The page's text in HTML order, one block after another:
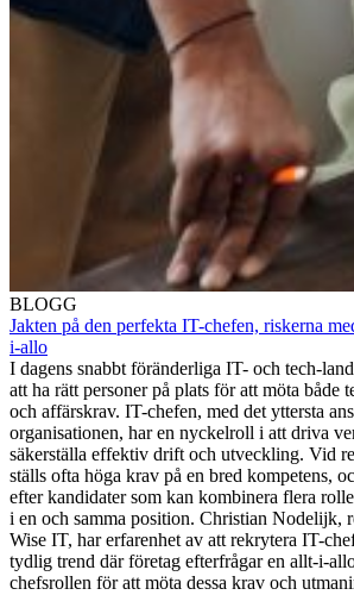
BLOGG
Jakten på den perfekta IT-chefen, riskerna
i-allo
I dagens snabbt föränderliga IT- och tech-
att ha rätt personer på plats för att möta både
och affärskrav. IT-chefen, med det yttersta
organisationen, har en nyckelroll i att driva
säkerställa effektiv drift och utveckling. Vid
ställs ofta höga krav på en bred kompetens,
efter kandidater som kan kombinera flera
i en och samma position. Christian Nodelijk,
Wise IT, har erfarenhet av att rekrytera IT-
tydlig trend där företag efterfrågar en allt-i-
chefsrollen för att möta dessa krav och